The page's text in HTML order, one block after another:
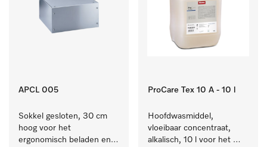
APCL 005
Sokkel gesloten, 30 cm
hoog voor het
ergonomisch beladen en
ProCare Tex 10 A - 10 l
Hoofdwasmiddel,
vloeibaar concentraat,
alkalisch, 10 l voor het